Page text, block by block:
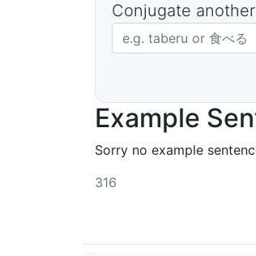
Conjugate
Japanese verb in
Example
Sorry no example
316